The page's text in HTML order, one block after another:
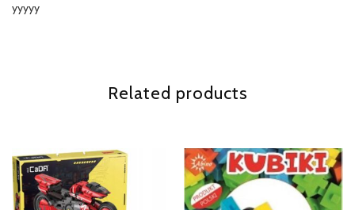
yyyyy
Related products